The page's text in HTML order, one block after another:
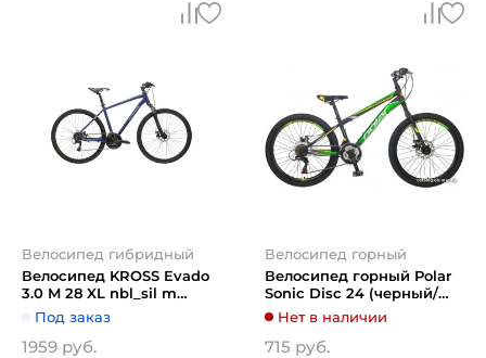
Велосипед гибридный
Велосипед KROSS Evado
3.0 M 28 XL nbl_sil m
KREV3Z28X23M006714
Под заказ
1959 руб.
Велосипед горный
Велосипед горный Polar
Sonic Disc 24 (черный/
зеленый)
Нет в наличии
715 руб.